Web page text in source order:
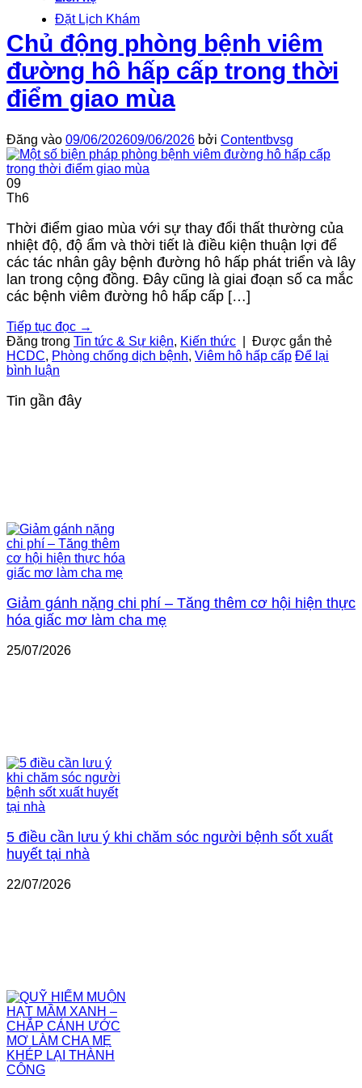
Đặt Lịch Khám
Chủ động phòng bệnh viêm
đường hô hấp cấp trong thời
điểm giao mùa
Đăng vào 09/06/202609/06/2026 bởi Contentbvsg
09
Th6
Thời điểm giao mùa với sự thay đổi thất thường của
nhiệt độ, độ ẩm và thời tiết là điều kiện thuận lợi để
các tác nhân gây bệnh đường hô hấp phát triển và lây
lan trong cộng đồng. Đây cũng là giai đoạn số ca mắc
các bệnh viêm đường hô hấp cấp […]
Tiếp tục đọc →
Đăng trong Tin tức & Sự kiện, Kiến thức
Được gắn thẻ
HCDC, Phòng chống dịch bệnh, Viêm hô hấp cấp Để lại
bình luận
Tin gần đây
Giảm gánh nặng chi phí – Tăng thêm cơ hội hiện thực
hóa giấc mơ làm cha mẹ
25/07/2026
5 điều cần lưu ý khi chăm sóc người bệnh sốt xuất
huyết tại nhà
22/07/2026